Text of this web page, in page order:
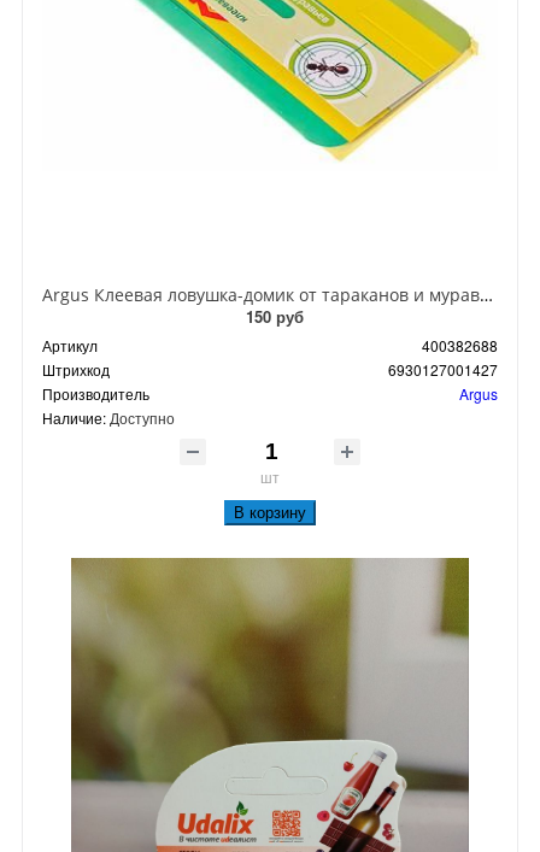
Argus Клеевая ловушка-домик от тараканов и муравьев
150 руб
Артикул
400382688
Штрихкод
6930127001427
Производитель
Argus
Наличие: Доступно
шт
В корзину